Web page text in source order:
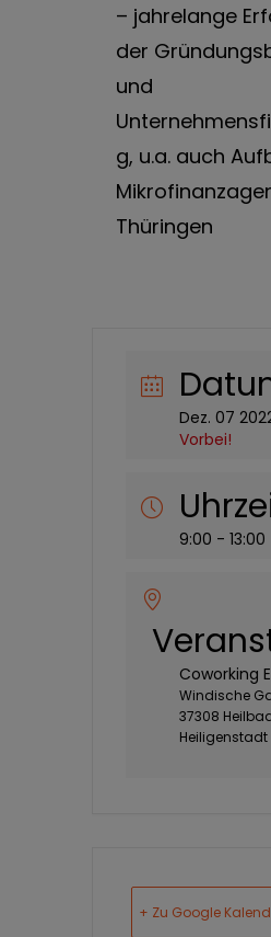
– jahrelange
der
und
g, u.a. auch
Thüringen
Dez. 07
Vorbei!
9:00 - 13:00
Coworking
Windische
37308
Heiligenstadt
+ Zu Google